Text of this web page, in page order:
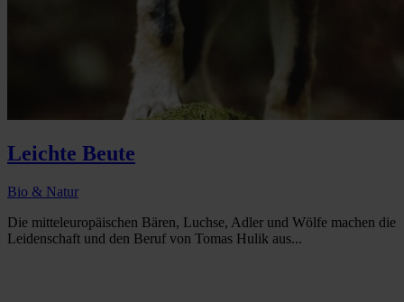
Leichte Beute
Bio & Natur
Die mitteleuropäischen Bären, Luchse, Adler und Wölfe machen die
Leidenschaft und den Beruf von Tomas Hulik aus...